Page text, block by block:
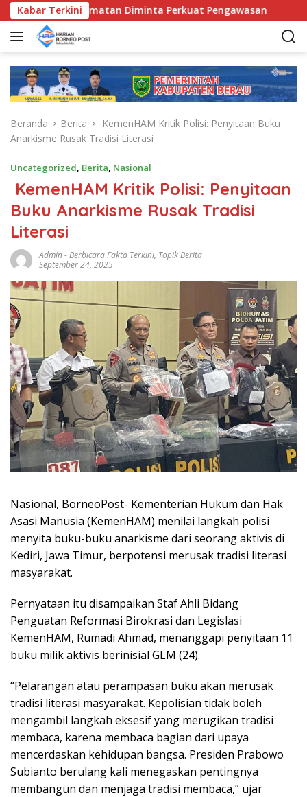
a
Kabar Terkini
Kecamatan Diminta Perkuat Pengawasan
Beranda Berita
KemenHAM Kritik Polisi: Penyitaan Buku
Anarkisme Rusak Tradisi Literasi
Uncategorized, Berita, Nasional
KemenHAM Kritik Polisi: Penyitaan
Buku Anarkisme Rusak Tradisi
Literasi
Admin-Berbicara Fakta Terkini, Topik Berita
September 24, 2025
Nasional, BorneoPost- Kementerian Hukum dan Hak
Asasi Manusia (KemenHAM) menilai langkah polisi
menyita buku-buku anarkisme dari seorang aktivis di
Kediri, Jawa Timur, berpotensi merusak tradisi literasi
masyarakat.
Pernyataan itu disampaikan Staf Ahli Bidang
Penguatan Reformasi Birokrasi dan Legislasi
KemenHAM, Rumadi Ahmad, menanggapi penyitaan 11
buku milik aktivis berinisial GLM (24).
“Pelarangan atau perampasan buku akan merusak
tradisi literasi masyarakat. Kepolisian tidak boleh
mengambil langkah eksesif yang merugikan tradisi
membaca, karena membaca bagian dari upaya
mencerdaskan kehidupan bangsa. Presiden Prabowo
Subianto berulang kali menegaskan pentingnya
membangun dan menjaga tradisi membaca,” ujar